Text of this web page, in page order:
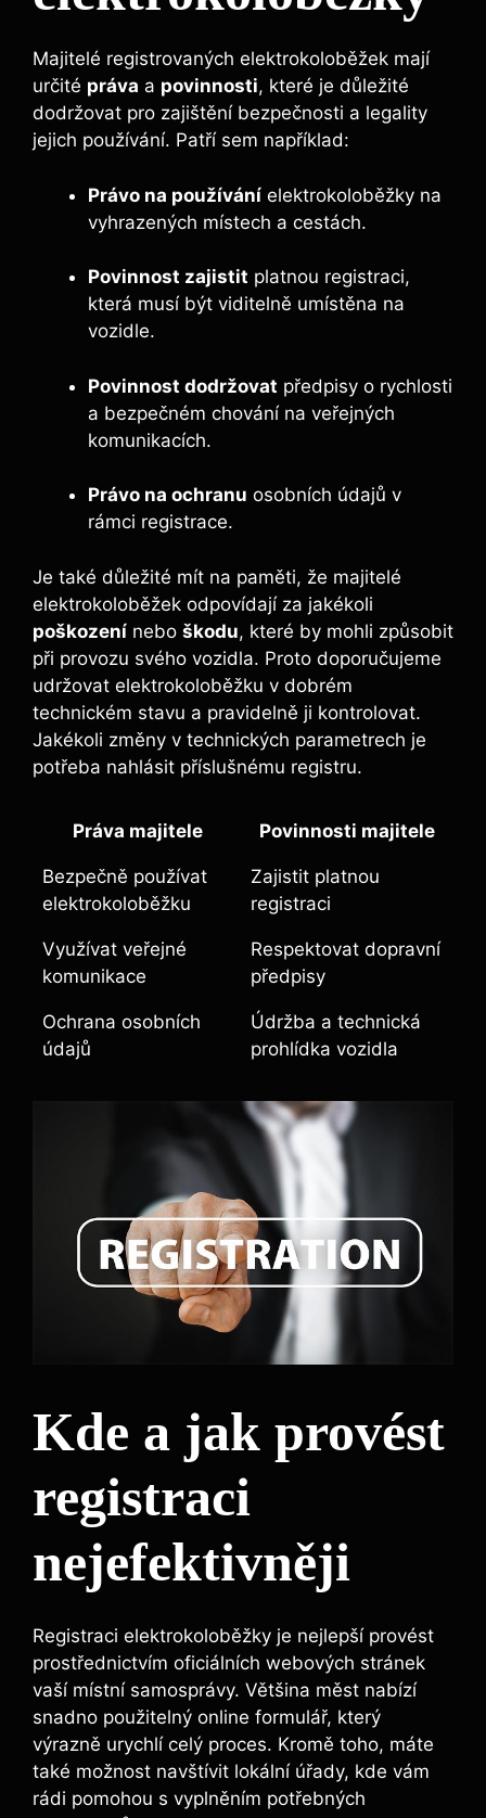
Majitelé registrovaných elektrokoloběžek mají
určité práva a povinnosti, které je důležité
dodržovat pro zajištění bezpečnosti a legality
jejich používání. Patří sem například:
Právo na používání elektrokoloběžky na
vyhrazených místech a cestách.
Povinnost zajistit platnou registraci,
která musí být viditelně umístěna na
vozidle.
Povinnost dodržovat předpisy o rychlosti
a bezpečném chování na veřejných
komunikacích.
Právo na ochranu osobních údajů v
rámci registrace.
Je také důležité mít na paměti, že majitelé
elektrokoloběžek odpovídají za jakékoli
poškození nebo škodu, které by mohli způsobit
při provozu svého vozidla. Proto doporučujeme
udržovat elektrokoloběžku v dobrém
technickém stavu a pravidelně ji kontrolovat.
Jakékoli změny v technických parametrech je
potřeba nahlásit příslušnému registru.
Práva majitele Povinnosti majitele
Bezpečně používat
elektrokoloběžku
Zajistit platnou
registraci
Využívat veřejné
komunikace
Respektovat dopravní
předpisy
Ochrana osobních
údajů
Údržba a technická
prohlídka vozidla
Kde a jak provést
registraci
nejefektivněji
Registraci elektrokoloběžky je nejlepší provést
prostřednictvím oficiálních webových stránek
vaší místní samosprávy. Většina měst nabízí
snadno použitelný online formulář, který
výrazně urychlí celý proces. Kromě toho, máte
také možnost navštívit lokální úřady, kde vám
rádi pomohou s vyplněním potřebných